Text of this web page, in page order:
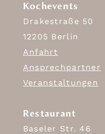
Kochevents
Drakestraße 50
12205 Berlin
Anfahrt
Ansprechpartner
Veranstaltungen
Restaurant
Baseler Str. 46